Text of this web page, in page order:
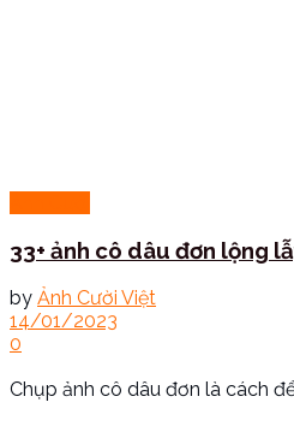
33+ ảnh cô dâu đơn lộng
by Ảnh Cười Việt
14/01/2023
0
Chụp ảnh cô dâu đơn là cách